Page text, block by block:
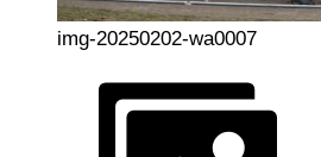
img-20250202-wa0007